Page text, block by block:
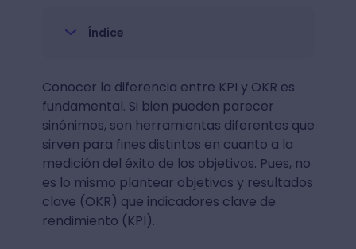
Índice
Conocer la diferencia entre KPI y OKR es
fundamental. Si bien pueden parecer
sinónimos, son herramientas diferentes que
sirven para fines distintos en cuanto a la
medición del éxito de los objetivos. Pues, no
es lo mismo plantear objetivos y resultados
clave (OKR) que indicadores clave de
rendimiento (KPI).